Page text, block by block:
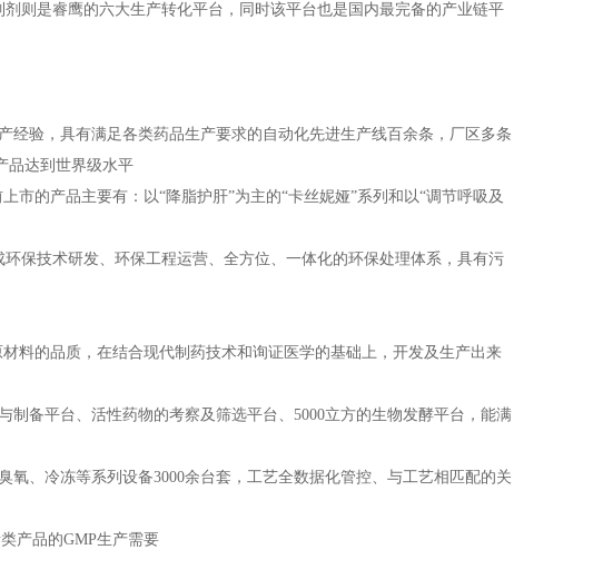
则是睿鹰的六大生产转化平台，同时该平台也是国内最完备的产业链平
经验，具有满足各类药品生产要求的自动化先进生产线百余条，厂区多条
品达到世界级水平
市的产品主要有：以“降脂护肝”为主的“卡丝妮娅”系列和以“调节呼吸及
保技术研发、环保工程运营、全方位、一体化的环保处理体系，具有污
料的品质，在结合现代制药技术和询证医学的基础上，开发及生产出来
制备平台、活性药物的考察及筛选平台、5000立方的生物发酵平台，能满
氧、冷冻等系列设备3000余台套，工艺全数据化管控、与工艺相匹配的关
产品的GMP生产需要